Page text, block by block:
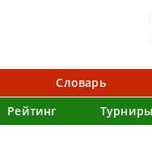
Словарь
Рейтинг